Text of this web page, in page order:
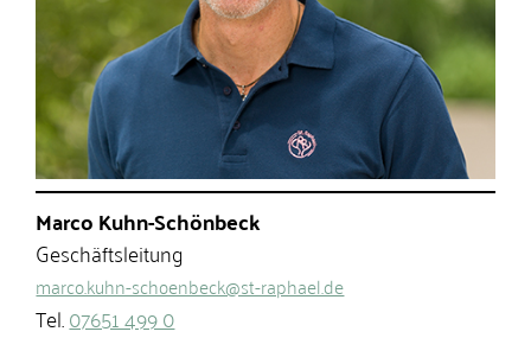
Marco Kuhn-Schönbeck
Geschäftsleitung
marco.kuhn-schoenbeck@st-raphael.de
Tel.07651 499 0